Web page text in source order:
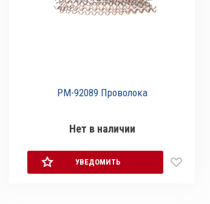
РМ-92089 Проволока
Нет в наличии
УВЕДОМИТЬ